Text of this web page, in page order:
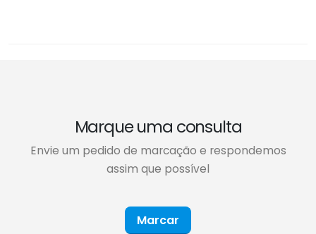
Marque uma consulta
Envie um pedido de marcação e respondemos
assim que possível
Marcar